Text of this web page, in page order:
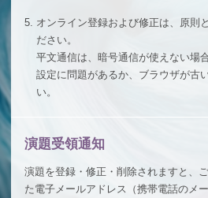
5. オンライン登録および修正は、原則
ださい。
平文通信は、暗号通信が使えない場
設定に問題があるか、ブラウザが古
い。
演題受領通知
演題を登録・修正・削除されますと、
た電子メールアドレス（携帯電話のメ